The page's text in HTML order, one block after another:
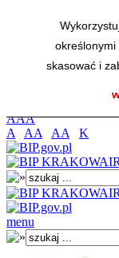
skasować i
Przejdź do
Przejdź do
Przejdź do
Przejdź do
AAA
A
AA AA K
menu